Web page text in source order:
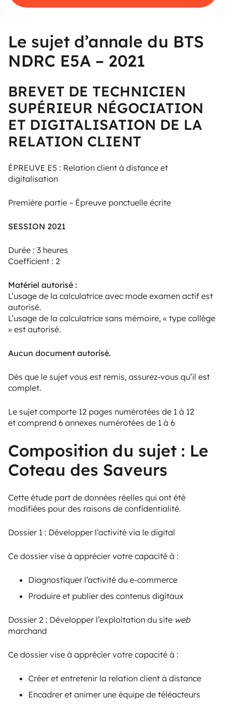
Le sujet d’annale du BTS
NDRC E5A – 2021
BREVET DE TECHNICIEN
SUPÉRIEUR NÉGOCIATION
ET DIGITALISATION DE LA
RELATION CLIENT
ÉPREUVE E5 : Relation client à distance et
digitalisation
Première partie – Épreuve ponctuelle écrite
SESSION 2021
Durée : 3 heures
Coefficient : 2
Matériel autorisé :
L’usage de la calculatrice avec mode examen actif est
autorisé.
L’usage de la calculatrice sans mémoire, « type collège
» est autorisé.
Aucun document autorisé.
Dès que le sujet vous est remis, assurez-vous qu’il est
complet.
Le sujet comporte 12 pages numérotées de 1 à 12
et comprend 6 annexes numérotées de 1 à 6
Composition du sujet : Le
Coteau des Saveurs
Cette étude part de données réelles qui ont été
modifiées pour des raisons de confidentialité.
Dossier 1 : Développer l’activité via le digital
Ce dossier vise à apprécier votre capacité à :
Diagnostiquer l’activité du e-commerce
Produire et publier des contenus digitaux
Dossier 2 : Développer l’exploitation du site web
marchand
Ce dossier vise à apprécier votre capacité à :
Créer et entretenir la relation client à distance
Encadrer et animer une équipe de téléacteurs